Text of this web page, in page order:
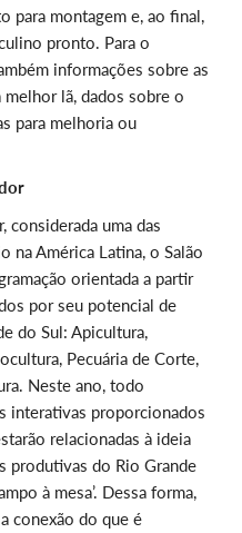
para montagem e, ao final,
pronto. Para o
informações sobre as
melhor lã, dados sobre o
para melhoria ou
considerada uma das
na América Latina, o Salão
orientada a partir
por seu potencial de
do Sul: Apicultura,
Pecuária de Corte,
Neste ano, todo
interativas proporcionados
relacionadas à ideia
produtivas do Rio Grande
à mesa’. Dessa forma,
conexão do que é